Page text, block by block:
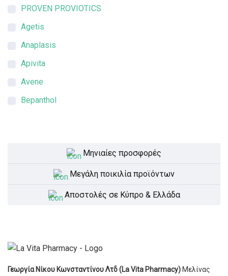
PROVEN PROVIOTICS
Agetis
Anaplasis
Apivita
Avene
Bepanthol
Doppelherz
Dr Brown's
Μηνιαίες προσφορές
Μεγάλη ποικιλία προϊόντων
Αποστολές σε Κύπρο & Ελλάδα
Γεωργία Νίκου Κωνσταντίνου Λτδ (La Vita Pharmacy) Μελίνας